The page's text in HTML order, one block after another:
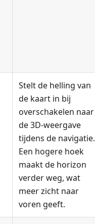
Stelt de helling van
de kaart in bij
overschakelen naar
de 3D-weergave
tijdens de navigatie.
Een hogere hoek
maakt de horizon
verder weg, wat
meer zicht naar
voren geeft.